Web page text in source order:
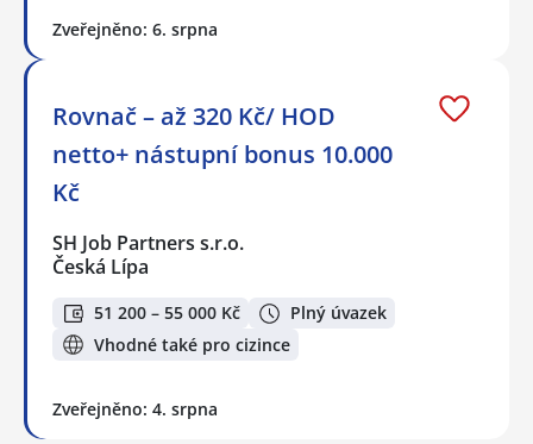
Zveřejněno: 6. srpna
Rovnač – až 320 Kč/ HOD
netto+ nástupní bonus 10.000
Kč
SH Job Partners s.r.o.
Česká Lípa
51 200 – 55 000 Kč
Plný úvazek
Vhodné také pro cizince
Zveřejněno: 4. srpna